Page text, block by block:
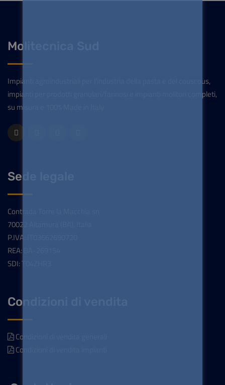
Molitecnica Sud
Impianti agroindustriali per l'industria della pasta e del couscous,
impianti per prodotti granulari/farinosi e impianti molitori completi,
su misura e 100% Made in Italy
Sede legale
Contrada Torre la Macchia sn
70022 Altamura (BA), Italia
P.IVA: IT03662690720
REA: BA-269154
SDI: T04ZHR3
Condizioni di vendita
Condizioni di vendita generali
Condizioni di vendita impianti